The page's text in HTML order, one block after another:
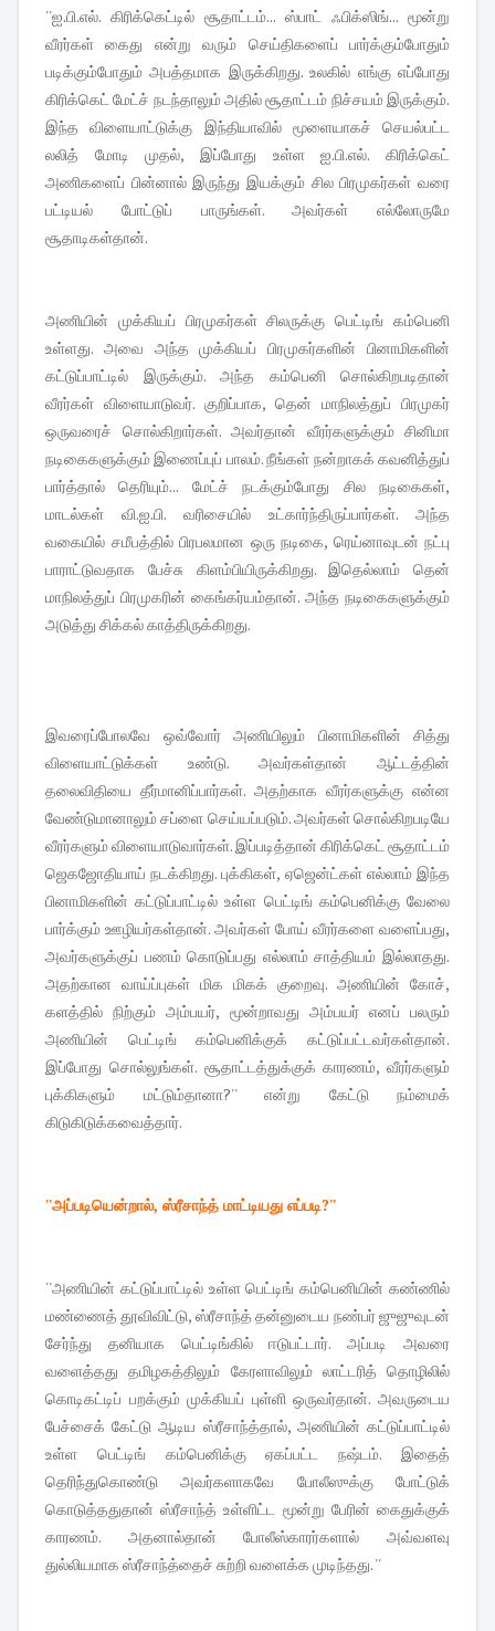
''ஐ.பி.எல். கிரிக்கெட்டில் சூதாட்டம்... ஸ்பாட் ஃபிக்ஸிங்... மூன்று
வீரர்கள் கைது என்று வரும் செய்திகளைப் பார்க்கும்போதும்
படிக்கும்போதும் அபத்தமாக இருக்கிறது. உலகில் எங்கு எப்போது
கிரிக்கெட் மேட்ச் நடந்தாலும் அதில் சூதாட்டம் நிச்சயம் இருக்கும்.
இந்த விளையாட்டுக்கு இந்தியாவில் மூளையாகச் செயல்பட்ட
லலித் மோடி முதல், இப்போது உள்ள ஐ.பி.எல். கிரிக்கெட்
அணிகளைப் பின்னால் இருந்து இயக்கும் சில பிரமுகர்கள் வரை
பட்டியல் போட்டுப் பாருங்கள். அவர்கள் எல்லோருமே
சூதாடிகள்தான்.
அணியின் முக்கியப் பிரமுகர்கள் சிலருக்கு பெட்டிங் கம்பெனி
உள்ளது. அவை அந்த முக்கியப் பிரமுகர்களின் பினாமிகளின்
கட்டுப்பாட்டில் இருக்கும். அந்த கம்பெனி சொல்கிறபடிதான்
வீரர்கள் விளையாடுவர். குறிப்பாக, தென் மாநிலத்துப் பிரமுகர்
ஒருவரைச் சொல்கிறார்கள். அவர்தான் வீரர்களுக்கும் சினிமா
நடிகைகளுக்கும் இணைப்புப் பாலம். நீங்கள் நன்றாகக் கவனித்துப்
பார்த்தால் தெரியும்... மேட்ச் நடக்கும்போது சில நடிகைகள்,
மாடல்கள் வி.ஐ.பி. வரிசையில் உட்கார்ந்திருப்பார்கள். அந்த
வகையில் சமீபத்தில் பிரபலமான ஒரு நடிகை, ரெய்னாவுடன் நட்பு
பாராட்டுவதாக பேச்சு கிளம்பியிருக்கிறது. இதெல்லாம் தென்
மாநிலத்துப் பிரமுகரின் கைங்கர்யம்தான். அந்த நடிகைகளுக்கும்
அடுத்து சிக்கல் காத்திருக்கிறது.
இவரைப்போலவே ஒவ்வோர் அணியிலும் பினாமி​களின் சித்து
விளையாட்டுக்கள் உண்டு. அவர்கள்தான் ஆட்டத்தின்
தலைவிதியை தீர்மானிப்பார்கள். அதற்காக வீரர்களுக்கு என்ன
வேண்டுமானாலும் சப்ளை செய்யப்படும். அவர்கள் சொல்கிறபடியே
வீரர்களும் விளையாடுவார்கள். இப்படித்தான் கிரிக்கெட் சூதாட்டம்
ஜெகஜோதியாய் நடக்கிறது. புக்கிகள், ஏஜென்ட்கள் எல்லாம் இந்த
பினாமிகளின் கட்டுப்பாட்டில் உள்ள பெட்டிங் கம்பெனிக்கு வேலை
பார்க்கும் ஊழியர்கள்தான். அவர்கள் போய் வீரர்களை வளைப்பது,
அவர்களுக்குப் பணம் கொடுப்பது எல்லாம் சாத்தியம் இல்லாதது.
அதற்கான வாய்ப்புகள் மிக மிகக் குறைவு. அணியின் கோச்,
களத்தில் நிற்கும் அம்பயர், மூன்றாவது அம்பயர் எனப் பலரும்
அணியின் பெட்டிங் கம்பெனிக்குக் கட்டுப்பட்டவர்கள்தான்.
இப்போது சொல்லுங்கள். சூதாட்டத்துக்குக் காரணம், வீரர்களும்
புக்கிகளும் மட்டும்தானா?'' என்று கேட்டு நம்மைக்
கிடுகிடுக்கவைத்தார்.
''அப்படியென்றால், ஸ்ரீசாந்த் மாட்டியது எப்படி?''
''அணியின் கட்டுப்பாட்டில் உள்ள பெட்டிங் கம்பெனியின் கண்ணில்
மண்ணைத் தூவிவிட்டு, ஸ்ரீசாந்த் தன்னுடைய நண்பர் ஜுஜுவுடன்
சேர்ந்து தனியாக பெட்டிங்கில் ஈடுபட்டார். அப்படி அவரை
வளைத்தது தமிழகத்திலும் கேரளாவிலும் லாட்டரித் தொழிலில்
கொடிகட்டிப் பறக்கும் முக்கியப் புள்ளி ஒருவர்தான். அவருடைய
பேச்சைக் கேட்டு ஆடிய ஸ்ரீசாந்த்தால், அணியின் கட்டுப்பாட்டில்
உள்ள பெட்டிங் கம்பெனிக்கு ஏகப்பட்ட நஷ்டம். இதைத்
தெரிந்துகொண்டு அவர்களாகவே போலீஸுக்கு போட்டுக்
கொடுத்ததுதான் ஸ்ரீசாந்த் உள்ளிட்ட மூன்று பேரின் கைதுக்குக்
காரணம். அதனால்தான் போலீஸ்காரர்களால் அவ்வளவு
துல்லியமாக ஸ்ரீசாந்த்தைச் சுற்றி வளைக்க முடிந்தது. ''